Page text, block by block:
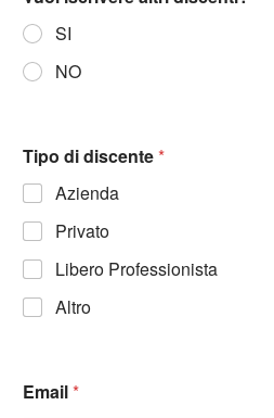
SI
NO
Tipo di discente*
Azienda
Privato
Libero Professionista
Altro
Email*